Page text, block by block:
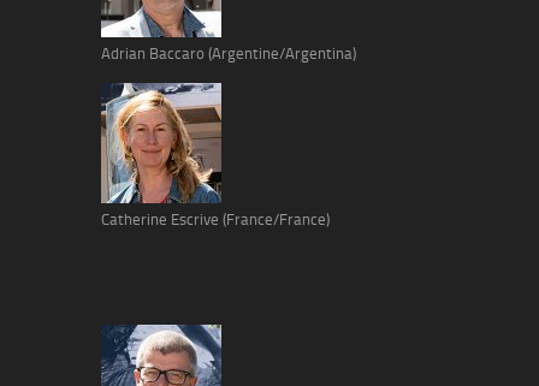
Adrian Baccaro (Argentine/Argentina)
Catherine Escrive (France/France)